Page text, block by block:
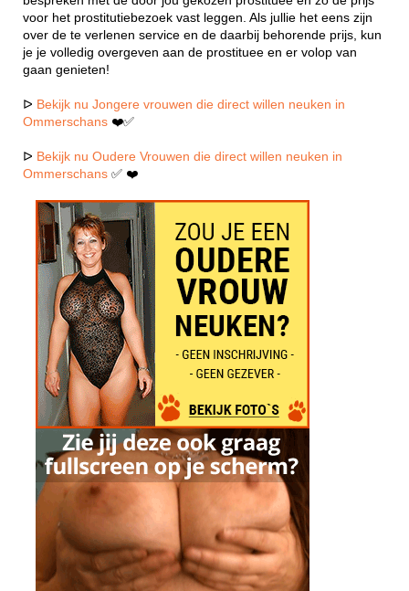
voor het prostitutiebezoek vast leggen. Als jullie het eens zijn
over de te verlenen service en de daarbij behorende prijs, kun
je je volledig overgeven aan de prostituee en er volop van
gaan genieten!
ᐅ Bekijk nu Jongere vrouwen die direct willen neuken in
Ommerschans ❤️✅
ᐅ Bekijk nu Oudere Vrouwen die direct willen neuken in
Ommerschans ✅ ❤️